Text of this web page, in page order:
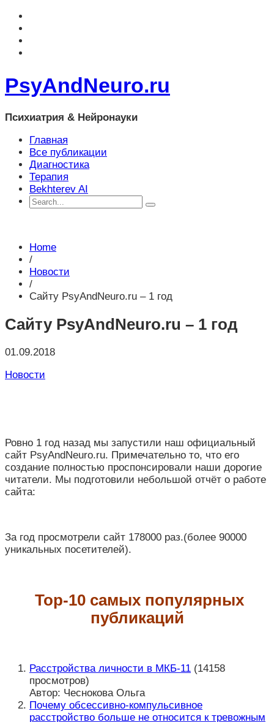
PsyAndNeuro.ru
Психиатрия & Нейронауки
Главная
Все публикации
Диагностика
Терапия
Bekhterev AI
Home
/
Новости
/
Сайту PsyAndNeuro.ru – 1 год
Сайту PsyAndNeuro.ru – 1 год
01.09.2018
Новости
Ровно 1 год назад мы запустили наш официальный
сайт PsyAndNeuro.ru. Примечательно то, что его
создание полностью проспонсировали наши дорогие
читатели. Мы подготовили небольшой отчёт о работе
сайта:
За год просмотрели сайт 178000 раз.(более 90000
уникальных посетителей).
Top-10 самых популярных
публикаций
Расстройства личности в МКБ-11 (14158
просмотров)
Автор: Чеснокова Ольга
Почему обсессивно-компульсивное
расстройство больше не относится к тревожным